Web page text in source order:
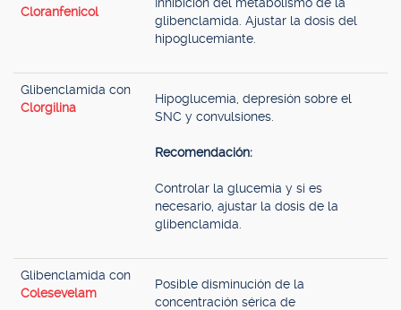
Cloranfenicol
glibenclamida. Ajustar la dosis del
hipoglucemiante.
Glibenclamida con
Clorgilina
Hipoglucemia, depresión sobre el
SNC y convulsiones.
Recomendación:
Controlar la glucemia y si es
necesario, ajustar la dosis de la
glibenclamida.
Glibenclamida con
Colesevelam
Posible disminución de la
concentración sérica de